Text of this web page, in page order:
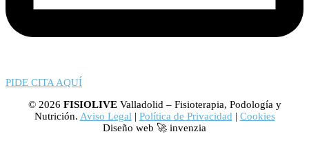
PIDE CITA AQUÍ
© 2026 FISIOLIVEValladolid – Fisioterapia, Podología y
Nutrición. Aviso Legal | Política de Privacidad | Cookies
Diseño web 🚀 invenzia